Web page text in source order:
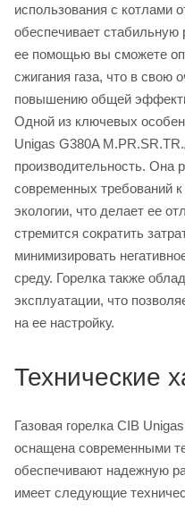
использования с котлами
обеспечивает
ее помощью вы сможете
сжигания газа, что в свою
повышению общей
Одной из ключевых
Unigas G380A
производительность. Она
современных требований
экологии, что делает ее
стремится сократить
минимизировать
среду. Горелка также
эксплуатации, что
на ее настройку.
Технические
Газовая горелка CIB
оснащена современными
обеспечивают надежную
имеет следующие